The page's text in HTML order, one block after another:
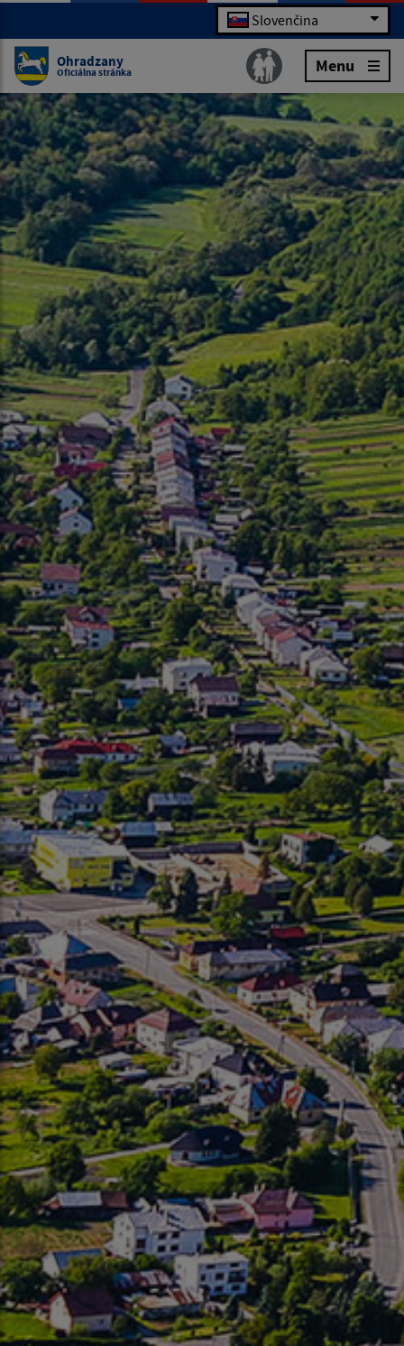
Slovenčina
Ohradzany
Oficiálna stránka Menu